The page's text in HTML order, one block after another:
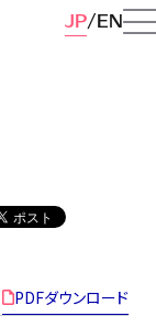
JP EN
PDFダウンロード